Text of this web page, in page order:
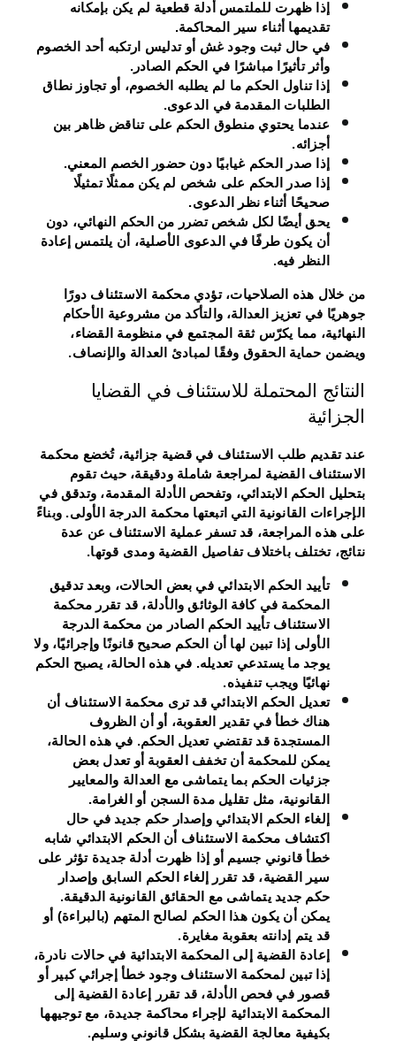
إذا ظهرت للملتمس أدلة قطعية لم يكن بإمكانه
تقديمها أثناء سير المحاكمة.
في حال ثبت وجود غش أو تدليس ارتكبه أحد الخصوم
وأثر تأثيرًا مباشرًا في الحكم الصادر.
إذا تناول الحكم ما لم يطلبه الخصوم، أو تجاوز نطاق
الطلبات المقدمة في الدعوى.
عندما يحتوي منطوق الحكم على تناقض ظاهر بين
أجزائه.
إذا صدر الحكم غيابيًا دون حضور الخصم المعني.
إذا صدر الحكم على شخص لم يكن ممثلًا تمثيلًا
صحيحًا أثناء نظر الدعوى.
يحق أيضًا لكل شخص تضرر من الحكم النهائي، دون
أن يكون طرفًا في الدعوى الأصلية، أن يلتمس إعادة
النظر فيه.
من خلال هذه الصلاحيات، تؤدي محكمة الاستئناف دورًا
جوهريًا في تعزيز العدالة، والتأكد من مشروعية الأحكام
النهائية، مما يكرّس ثقة المجتمع في منظومة القضاء،
ويضمن حماية الحقوق وفقًا لمبادئ العدالة والإنصاف.
النتائج المحتملة للاستئناف في القضايا
الجزائية
عند تقديم طلب الاستئناف في قضية جزائية، تُخضع محكمة
الاستئناف القضية لمراجعة شاملة ودقيقة، حيث تقوم
بتحليل الحكم الابتدائي، وتفحص الأدلة المقدمة، وتدقق في
الإجراءات القانونية التي اتبعتها محكمة الدرجة الأولى. وبناءً
على هذه المراجعة، قد تسفر عملية الاستئناف عن عدة
نتائج، تختلف باختلاف تفاصيل القضية ومدى قوتها.
تأييد الحكم الابتدائيفي بعض الحالات، وبعد تدقيق
المحكمة في كافة الوثائق والأدلة، قد تقرر محكمة
الاستئناف تأييد الحكم الصادر من محكمة الدرجة
الأولى إذا تبين لها أن الحكم صحيح قانونًا وإجرائيًا، ولا
يوجد ما يستدعي تعديله. في هذه الحالة، يصبح الحكم
نهائيًا ويجب تنفيذه.
تعديل الحكم الابتدائيقد ترى محكمة الاستئناف أن
هناك خطأ في تقدير العقوبة، أو أن الظروف
المستجدة قد تقتضي تعديل الحكم. في هذه الحالة،
يمكن للمحكمة أن تخفف العقوبة أو تعدل بعض
جزئيات الحكم بما يتماشى مع العدالة والمعايير
القانونية، مثل تقليل مدة السجن أو الغرامة.
إلغاء الحكم الابتدائي وإصدار حكم جديد في حال
اكتشاف محكمة الاستئناف أن الحكم الابتدائي شابه
خطأ قانوني جسيم أو إذا ظهرت أدلة جديدة تؤثر على
سير القضية، قد تقرر إلغاء الحكم السابق وإصدار
حكم جديد يتماشى مع الحقائق القانونية الدقيقة.
يمكن أن يكون هذا الحكم لصالح المتهم (بالبراءة) أو
قد يتم إدانته بعقوبة مغايرة.
إعادة القضية إلى المحكمة الابتدائية في حالات نادرة،
إذا تبين لمحكمة الاستئناف وجود خطأ إجرائي كبير أو
قصور في فحص الأدلة، قد تقرر إعادة القضية إلى
المحكمة الابتدائية لإجراء محاكمة جديدة، مع توجيهها
بكيفية معالجة القضية بشكل قانوني وسليم.